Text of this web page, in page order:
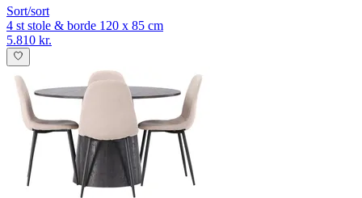
Sort/sort
4 st stole & borde 120 x 85 cm
5.810 kr.